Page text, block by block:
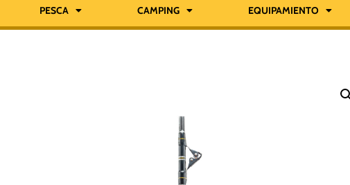
PESCA CAMPING EQUIPAMIENTO